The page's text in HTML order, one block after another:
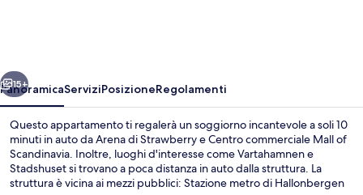
View
-
Cityliving
Umami
Avanti
15+
PanoramicaServiziPosizioneRegolamenti
Questo appartamento ti regalerà un soggiorno incantevole a soli 10
minuti in auto da Arena di Strawberry e Centro commerciale Mall of
Scandinavia. Inoltre, luoghi d'interesse come Vartahamnen e
Stadshuset si trovano a poca distanza in auto dalla struttura. La
struttura è vicina ai mezzi pubblici: Stazione metro di Hallonbergen